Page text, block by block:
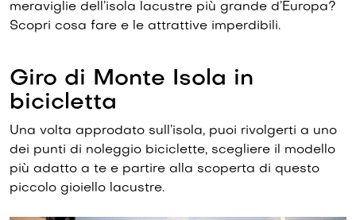
meraviglie dell’isola lacustre più grande d’Europa?
Scopri cosa fare e le attrattive imperdibili.
Giro di Monte Isola in
bicicletta
Una volta approdato sull’isola, puoi rivolgerti a uno
dei punti di noleggio biciclette, scegliere il modello
più adatto a te e partire alla scoperta di questo
piccolo gioiello lacustre.